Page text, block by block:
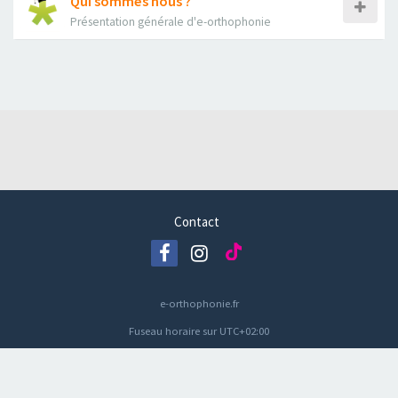
Présentation générale d'e-orthophonie
Contact
e-orthophonie.fr
Fuseau horaire sur UTC+02:00